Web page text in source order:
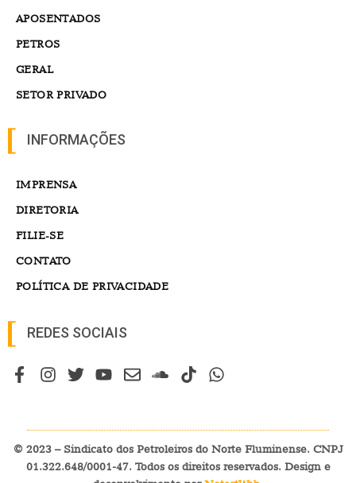
APOSENTADOS
PETROS
GERAL
SETOR PRIVADO
INFORMAÇÕES
IMPRENSA
DIRETORIA
FILIE-SE
CONTATO
POLÍTICA DE PRIVACIDADE
REDES SOCIAIS
© 2023 – Sindicato dos Petroleiros do Norte Fluminense. CNPJ
01.322.648/0001-47. Todos os direitos reservados. Design e